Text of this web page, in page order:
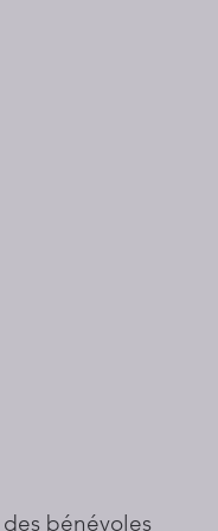
des bénévoles